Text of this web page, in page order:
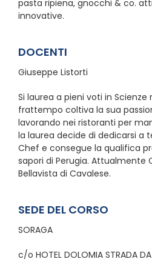
pasta ripiena, gnocchi & co.
innovative.
DOCENTI
Giuseppe Listorti
Si laurea a pieni voti in
frattempo coltiva la sua
lavorando nei ristoranti per
la laurea decide di dedicarsi a
Chef e consegue la qualifica
sapori di Perugia. Attualmente
Bellavista di Cavalese.
SEDE DEL CORSO
SORAGA
c/o HOTEL DOLOMIA STRADA